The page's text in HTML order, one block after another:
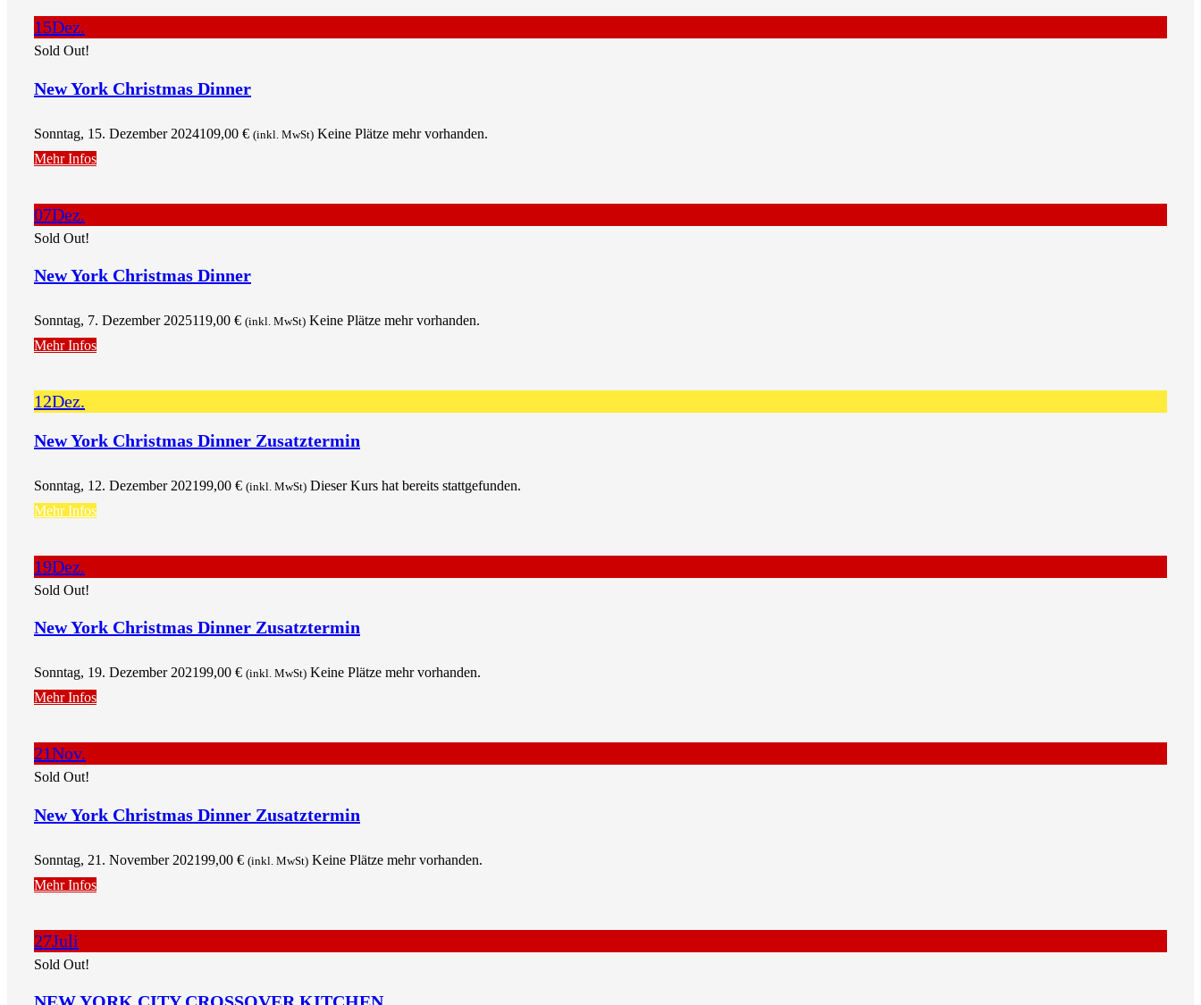
15Dez.
Sold Out!
New York Christmas Dinner
Sonntag, 15. Dezember 2024109,00 € (inkl. MwSt) Keine Plätze mehr vorhanden.
Mehr Infos
07Dez.
Sold Out!
New York Christmas Dinner
Sonntag, 7. Dezember 2025119,00 € (inkl. MwSt) Keine Plätze mehr vorhanden.
Mehr Infos
12Dez.
New York Christmas Dinner Zusatztermin
Sonntag, 12. Dezember 202199,00 € (inkl. MwSt) Dieser Kurs hat bereits stattgefunden.
Mehr Infos
19Dez.
Sold Out!
New York Christmas Dinner Zusatztermin
Sonntag, 19. Dezember 202199,00 € (inkl. MwSt) Keine Plätze mehr vorhanden.
Mehr Infos
21Nov.
Sold Out!
New York Christmas Dinner Zusatztermin
Sonntag, 21. November 202199,00 € (inkl. MwSt) Keine Plätze mehr vorhanden.
Mehr Infos
27Juli
Sold Out!